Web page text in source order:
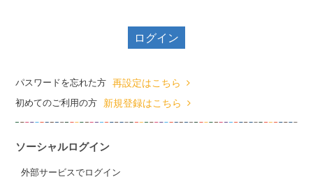
ログイン
パスワードを忘れた方 再設定はこちら
初めてのご利用の方 新規登録はこちら
ソーシャルログイン
外部サービスでログイン